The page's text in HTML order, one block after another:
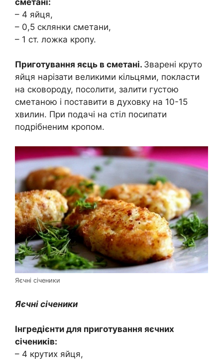
– 4 яйця,
– 0,5 склянки сметани,
– 1 ст. ложка кропу.
Приготування яєць в сметані. Зварені круто
яйця нарізати великими кільцями, покласти
на сковороду, посолити, залити густою
сметаною і поставити в духовку на 10-15
хвилин. При подачі на стіл посипати
подрібненим кропом.
Яєчні січеники
Яєчні січеники
Інгредієнти для приготування яєчних
січеників:
– 4 крутих яйця,